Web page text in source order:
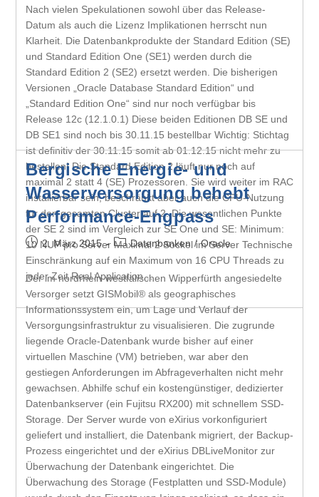
Nach vielen Spekulationen sowohl über das Release-
Datum als auch die Lizenz Implikationen herrscht nun
Klarheit. Die Datenbankprodukte der Standard Edition (SE)
und Standard Edition One (SE1) werden durch die
Standard Edition 2 (SE2) ersetzt werden. Die bisherigen
Versionen „Oracle Database Standard Edition“ und
„Standard Edition One“ sind nur noch verfügbar bis
Release 12c (12.1.0.1) Diese beiden Editionen DB SE und
DB SE1 sind noch bis 30.11.15 bestellbar Wichtig: Stichtag
ist definitiv der 30.11.15 somit ab 01.12.15 nicht mehr zu
bestellen! Die Standard Edition 2 läuft nur noch auf
maximal 2 statt 4 (SE) Prozessoren. Sie wird weiter im RAC
installierbar sein, beschränkt aber auch die CPU-Nutzung
für den gesamten Cluster auf 2. Die wesentlichen Punkte
der SE 2 sind im Vergleich zur SE One und SE: Minimum:
10 NUP pro Server Maximal 2 Sockel im Server Technische
Einschränkung auf ein Maximum von 16 CPU Threads zu
jeder Zeit Real Application…
Bergische Energie- und
Wasserversorgung behebt
Performance-Engpass
2. März 2015 Datenbanken / Oracle
Der im nordrhein-westfälischen Wipperfürth angesiedelte
Versorger setzt GISMobil® als geographisches
Informationssystem ein, um Lage und Verlauf der
Versorgungsinfrastruktur zu visualisieren. Die zugrunde
liegende Oracle-Datenbank wurde bisher auf einer
virtuellen Maschine (VM) betrieben, war aber den
gestiegen Anforderungen im Abfrageverhalten nicht mehr
gewachsen. Abhilfe schuf ein kostengünstiger, dedizierter
Datenbankserver (ein Fujitsu RX200) mit schnellem SSD-
Storage. Der Server wurde von eXirius vorkonfiguriert
geliefert und installiert, die Datenbank migriert, der Backup-
Prozess eingerichtet und der eXirius DBLiveMonitor zur
Überwachung der Datenbank eingerichtet. Die
Überwachung des Storage (Festplatten und SSD-Module)